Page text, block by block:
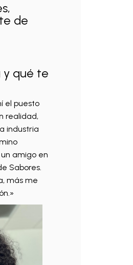
de
y qué te
el puesto
realidad,
industria
amigo en
Sabores.
más me